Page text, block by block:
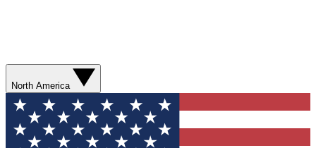
North America